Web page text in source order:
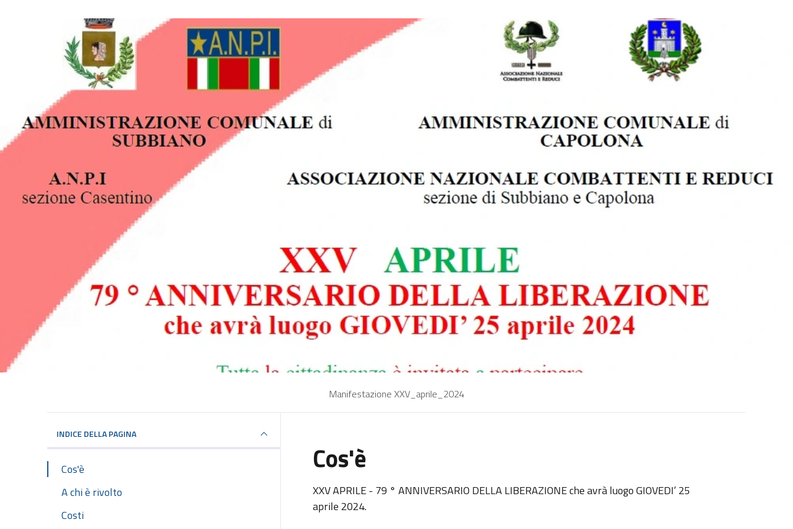
Manifestazione XXV_aprile_2024
INDICE DELLA PAGINA
Cos'è
A chi è rivolto
Costi
Cos'è
XXV APRILE - 79 ° ANNIVERSARIO DELLA LIBERAZIONE che avrà luogo GIOVEDI’ 25
aprile 2024.